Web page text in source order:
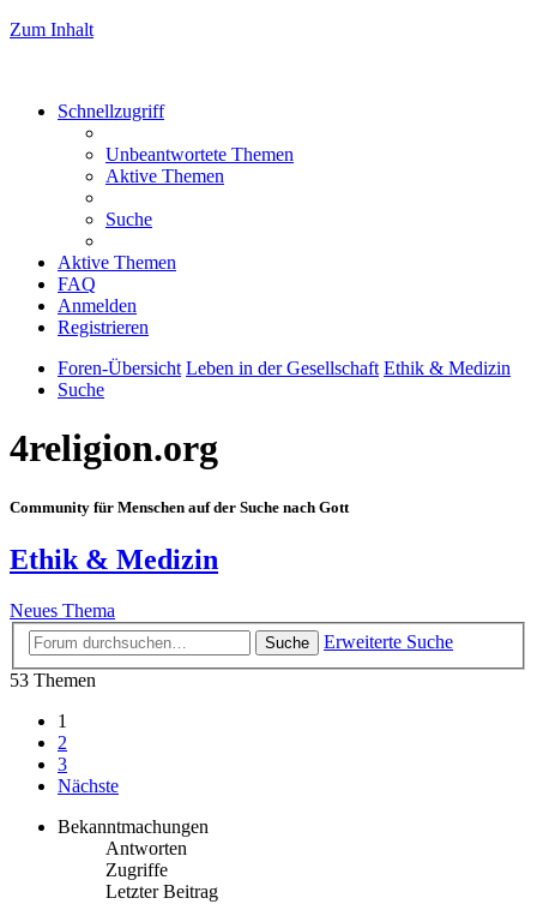
Zum Inhalt
Schnellzugriff
Unbeantwortete Themen
Aktive Themen
Suche
Aktive Themen
FAQ
Anmelden
Registrieren
Foren-Übersicht Leben in der Gesellschaft Ethik & Medizin
Suche
4religion.org
Community für Menschen auf der Suche nach Gott
Ethik & Medizin
Neues Thema
Suche
Erweiterte Suche
53 Themen
1
2
3
Nächste
Bekanntmachungen
Antworten
Zugriffe
Letzter Beitrag